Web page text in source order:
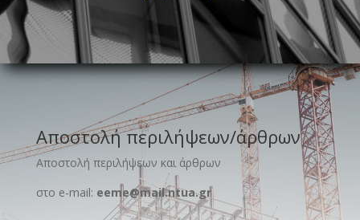
Αποστολή περιλήψεων/άρθρων
Αποστολή περιλήψεων και άρθρων
στο e-mail: eeme@mail.ntua.gr